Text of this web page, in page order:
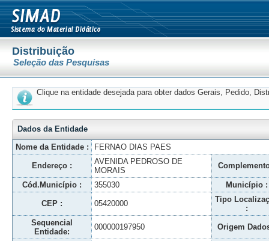
Distribuição
Seleção das Pesquisas
Clique na entidade desejada para obter dados Gerais, Pedido,
Dados da Entidade
Nome da Entidade :
FERNAO DIAS PAES
Endereço :
AVENIDA PEDROSO DE
MORAIS
Cód.Município : 355030 Município :
CEP : 05420000
Tipo
:
Sequencial
Entidade:
000000197950 Origem